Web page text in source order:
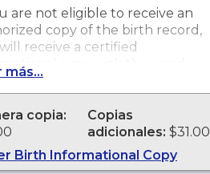
are not eligible to receive an
copy of the birth record,
receive a certified
copy with the words
NOT A VALID
TO ESTABLISH
imprinted across the face
copy. This document is
used for genealogy and
be used for legal purposes.
más...
copia:
Copias
adicionales: $31.00
Birth Informational Copy